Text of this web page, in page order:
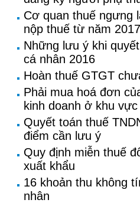
Cơ quan thuế ngưng
nộp thuế từ năm 2017
Những lưu ý khi
cá nhân 2016
Hoàn thuế GTGT
Phải mua hoá đơn
kinh doanh ở khu
Quyết toán thuế
điểm cần lưu ý
Quy định miễn thuế
xuất khẩu
16 khoản thu không
nhân